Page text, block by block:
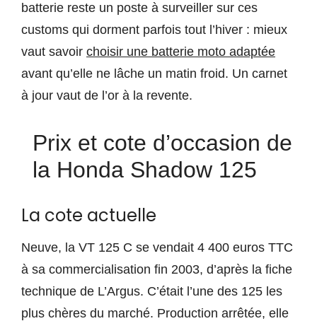
batterie reste un poste à surveiller sur ces
customs qui dorment parfois tout l’hiver : mieux
vaut savoir choisir une batterie moto adaptée
avant qu’elle ne lâche un matin froid. Un carnet
à jour vaut de l’or à la revente.
Prix et cote d’occasion de
la Honda Shadow 125
La cote actuelle
Neuve, la VT 125 C se vendait 4 400 euros TTC
à sa commercialisation fin 2003, d’après la fiche
technique de L’Argus. C’était l’une des 125 les
plus chères du marché. Production arrêtée, elle